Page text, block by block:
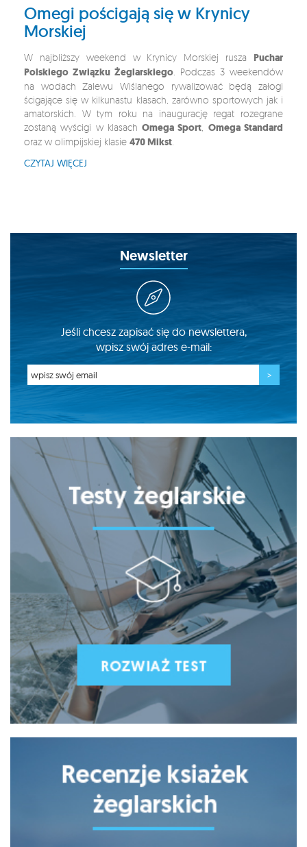
Omegi pościgają się w Krynicy
Morskiej
W najbliższy weekend w Krynicy Morskiej rusza Puchar
Polskiego Związku Żeglarskiego. Podczas 3 weekendów
na wodach Zalewu Wiślanego rywalizować będą załogi
ścigające się w kilkunastu klasach, zarówno sportowych jak i
amatorskich. W tym roku na inaugurację regat rozegrane
zostaną wyścigi w klasachOmega Sport, Omega Standard
oraz w olimpijskiej klasie 470 Mikst.
CZYTAJ WIĘCEJ
Newsletter
Jeśli chcesz zapisać się do newslettera,
wpisz swój adres e-mail: